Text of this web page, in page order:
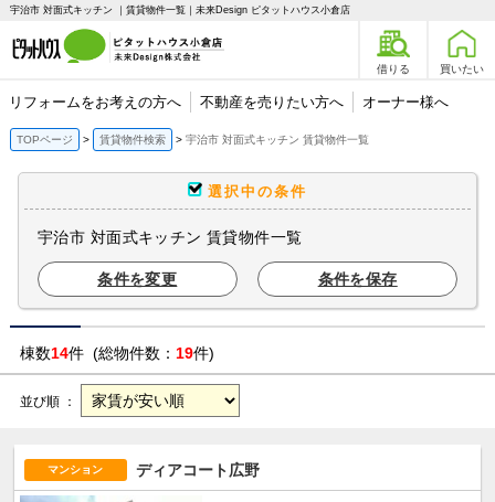
宇治市 対面式キッチン ｜賃貸物件一覧｜未来Design ピタットハウス小倉店
借りる 買いたい
リフォームをお考えの方へ 不動産を売りたい方へ オーナー様へ
TOPページ 賃貸物件検索 宇治市 対面式キッチン 賃貸物件一覧
選択中の条件
宇治市 対面式キッチン 賃貸物件一覧
条件を変更 条件を保存
棟数14件 (総物件数： 19件)
並び順 ：
マンション ディアコート広野